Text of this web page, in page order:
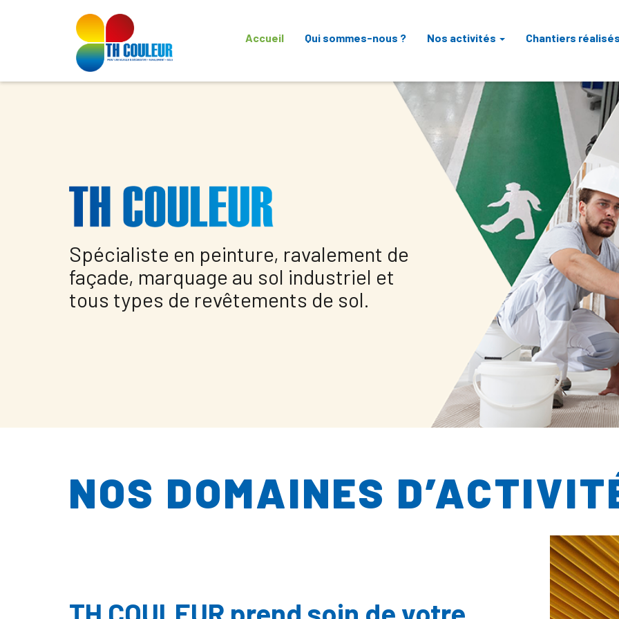
Accueil Qui sommes-nous ? Nos activités Chantiers
Spécialiste en peinture, ravalement de
façade, marquage au sol industriel et
tous types de revêtements de sol.
NOS DOMAINES